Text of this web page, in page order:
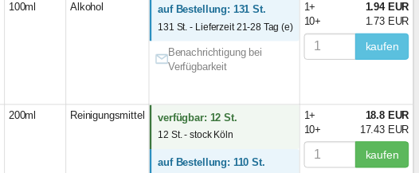
100ml Alkohol auf Bestellung: 131 St.
131 St. - Lieferzeit 21-28 Tag (e)
Benachrichtigung bei
Verfügbarkeit
1+
1.94 EUR
10+
1.73 EUR
kaufen
200ml Reinigungsmittel verfügbar: 12 St.
12 St. - stock Köln
auf Bestellung: 110 St.
1+
18.8 EUR
10+
17.43 EUR
kaufen